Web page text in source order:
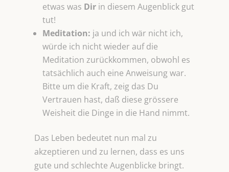
etwas was Dir in diesem Augenblick gut
tut!
Meditation: ja und ich wär nicht ich,
würde ich nicht wieder auf die
Meditation zurückkommen, obwohl es
tatsächlich auch eine Anweisung war.
Bitte um die Kraft, zeig das Du
Vertrauen hast, daß diese grössere
Weisheit die Dinge in die Hand nimmt.
Das Leben bedeutet nun mal zu
akzeptieren und zu lernen, dass es uns
gute und schlechte Augenblicke bringt.